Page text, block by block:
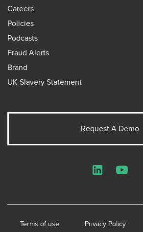
Careers
Policies
Podcasts
Fraud Alerts
Brand
UK Slavery Statement
Request A Demo
Terms of use Privacy Policy
LinkedInYouTube